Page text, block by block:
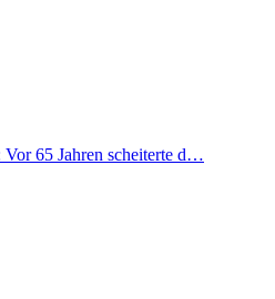
Vor 65 Jahren scheiterte d…